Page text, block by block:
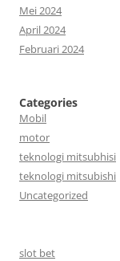
Mei 2024
April 2024
Februari 2024
Categories
Mobil
motor
teknologi mitsubhisi
teknologi mitsubishi
Uncategorized
slot bet